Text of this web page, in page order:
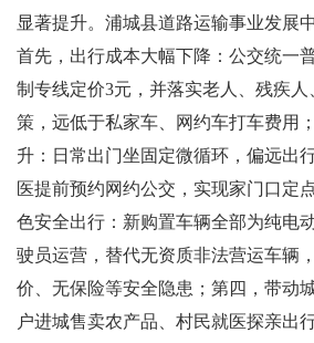
显著提升。浦城县道路运输事业发展
首先，出行成本大幅下降：公交统一
制专线定价3元，并落实老人、残疾
策，远低于私家车、网约车打车费用
升：日常出门坐固定微循环，偏远出
医提前预约网约公交，实现家门口定
色安全出行：新购置车辆全部为纯电
驶员运营，替代无资质非法营运车辆
价、无保险等安全隐患；第四，带动
户进城售卖农产品、村民就医探亲出